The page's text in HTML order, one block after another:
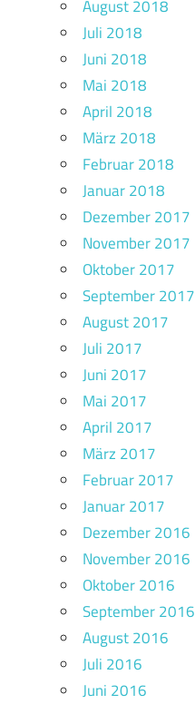
August 2018
Juli 2018
Juni 2018
Mai 2018
April 2018
März 2018
Februar 2018
Januar 2018
Dezember 2017
November 2017
Oktober 2017
September 2017
August 2017
Juli 2017
Juni 2017
Mai 2017
April 2017
März 2017
Februar 2017
Januar 2017
Dezember 2016
November 2016
Oktober 2016
September 2016
August 2016
Juli 2016
Juni 2016